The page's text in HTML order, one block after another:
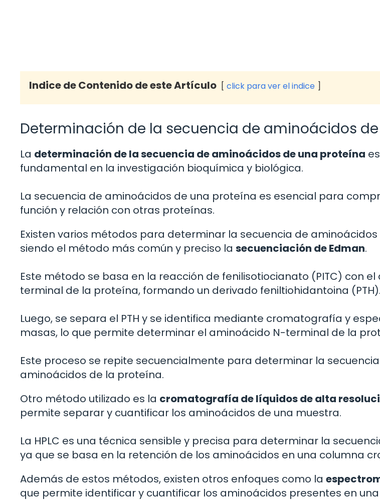
Indice de Contenido de este Artículo click para ver el indice
Determinación de la secuencia de aminoácidos
La determinación de la secuencia de aminoácidos de una proteína
fundamental en la investigación bioquímica y biológica.
La secuencia de aminoácidos de una proteína es esencial para
función y relación con otras proteínas.
Existen varios métodos para determinar la secuencia de
siendo el método más común y preciso la secuenciación de Edman.
Este método se basa en la reacción de fenilisotiocianato (PITC) con
terminal de la proteína, formando un derivado feniltiohidantoina (PTH).
Luego, se separa el PTH y se identifica mediante cromatografía y
masas, lo que permite determinar el aminoácido N-terminal de la
Este proceso se repite secuencialmente para determinar la
aminoácidos de la proteína.
Otro método utilizado es la cromatografía de líquidos de alta
permite separar y cuantificar los aminoácidos de una muestra.
La HPLC es una técnica sensible y precisa para determinar la
ya que se basa en la retención de los aminoácidos en una columna
Además de estos métodos, existen otros enfoques como la
que permite identificar y cuantificar los aminoácidos presentes en